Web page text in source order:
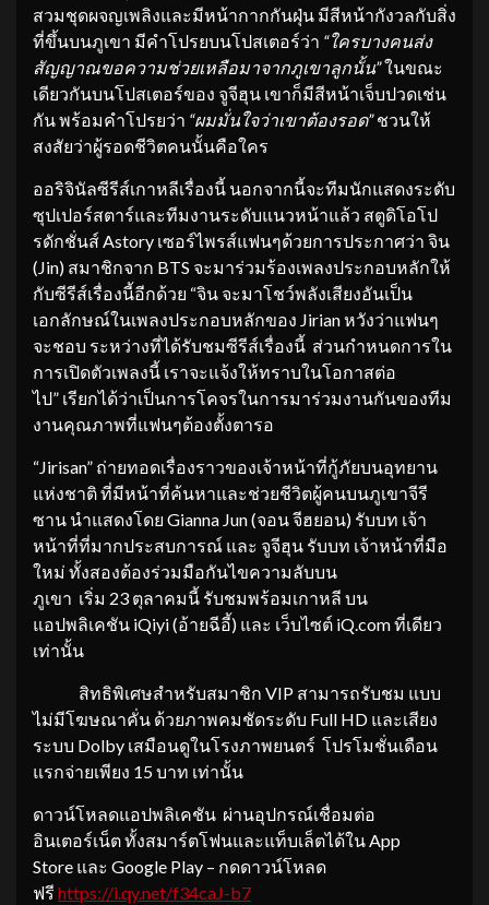
สวมชุดผจญเพลิงและมีหน้ากากกันฝุ่น มีสีหน้ากังวลกับสิ่ง
ที่ขึ้นบนภูเขา มีคำโปรยบนโปสเตอร์ว่า “ใครบางคนส่ง
สัญญาณขอความช่วยเหลือมาจากภูเขาลูกนั้น”ในขณะ
เดียวกันบนโปสเตอร์ของ จูจีฮุน เขาก็มีสีหน้าเจ็บปวดเช่น
กัน พร้อมคำโปรยว่า “ผมมั่นใจว่าเขาต้องรอด”ชวนให้
สงสัยว่าผู้รอดชีวิตคนนั้นคือใคร
ออริจินัลซีรีส์เกาหลีเรื่องนี้ นอกจากนี้จะทีมนักแสดงระดับ
ซุปเปอร์สตาร์และทีมงานระดับแนวหน้าแล้ว สตูดิโอโป
รดักชั่นส์ Astory เซอร์ไพรส์แฟนๆด้วยการประกาศว่า จิน
(Jin) สมาชิกจาก BTS จะมาร่วมร้องเพลงประกอบหลักให้
กับซีรีส์เรื่องนี้อีกด้วย “จิน จะมาโชว์พลังเสียงอันเป็น
เอกลักษณ์ในเพลงประกอบหลักของ Jirian หวังว่าแฟนๆ
จะชอบ ระหว่างที่ได้รับชมซีรีส์เรื่องนี้ ส่วนกำหนดการใน
การเปิดตัวเพลงนี้ เราจะแจ้งให้ทราบในโอกาสต่อ
ไป” เรียกได้ว่าเป็นการโคจรในการมาร่วมงานกันของทีม
งานคุณภาพที่แฟนๆต้องตั้งตารอ
“Jirisan” ถ่ายทอดเรื่องราวของเจ้าหน้าที่กู้ภัยบนอุทยาน
แห่งชาติ ที่มีหน้าที่ค้นหาและช่วยชีวิตผู้คนบนภูเขาจีรี
ซาน นำแสดงโดย Gianna Jun (จอน จีฮยอน) รับบท เจ้า
หน้าที่ที่มากประสบการณ์ และ จูจีฮุน รับบท เจ้าหน้าที่มือ
ใหม่ ทั้งสองต้องร่วมมือกันไขความลับบน
ภูเขา เริ่ม 23 ตุลาคมนี้ รับชมพร้อมเกาหลี บน
แอปพลิเคชัน iQiyi (อ้ายฉีอี้) และ เว็บไซต์ iQ.com ที่เดียว
เท่านั้น
สิทธิพิเศษสำหรับสมาชิก VIP สามารถรับชม แบบ
ไม่มีโฆษณาคั่น ด้วยภาพคมชัดระดับ Full HD และเสียง
ระบบ Dolby เสมือนดูในโรงภาพยนตร์ โปรโมชั่นเดือน
แรกจ่ายเพียง 15 บาท เท่านั้น
ดาวน์โหลดแอปพลิเคชัน ผ่านอุปกรณ์เชื่อมต่อ
อินเตอร์เน็ต ทั้งสมาร์ตโฟนและแท็บเล็ตได้ใน App
Store และ Google Play – กดดาวน์โหลด
ฟรี https://i.qy.net/f34caJ-b7